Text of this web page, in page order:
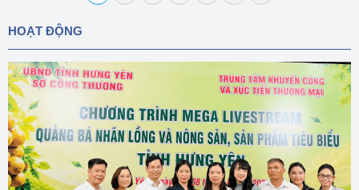
HOẠT ĐỘNG